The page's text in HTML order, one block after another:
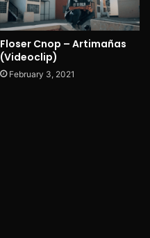
Floser Cnop – Artimañas
(Videoclip)
February 3, 2021